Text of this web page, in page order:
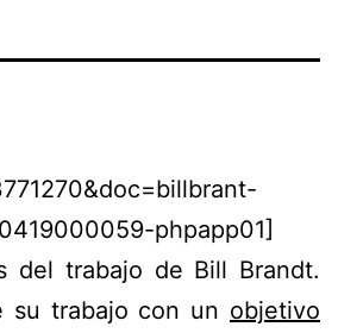
phpapp01]
del trabajo de Bill Brandt.
su trabajo con un objetivo